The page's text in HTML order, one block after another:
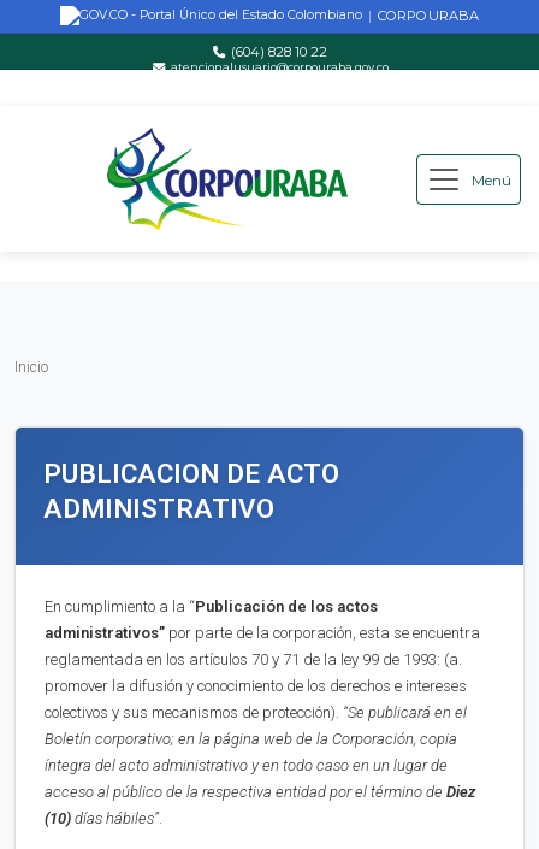
Saltar al contenido principal
| CORPOURABA
(604) 828 10 22
atencionalusuario@corpouraba.gov.co
Menú
Inicio
PUBLICACION DE ACTO
ADMINISTRATIVO
En cumplimiento a la “Publicación de los actos
administrativos” por parte de la corporación, esta se encuentra
reglamentada en los artículos 70 y 71 de la ley 99 de 1993: (a.
promover la difusión y conocimiento de los derechos e intereses
colectivos y sus mecanismos de protección). “Se publicará en el
Boletín corporativo; en la página web de la Corporación, copia
íntegra del acto administrativo y en todo caso en un lugar de
acceso al público de la respectiva entidad por el término de Diez
(10) días hábiles”.